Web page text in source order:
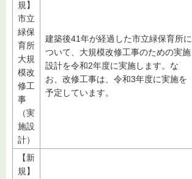
規】
市立
緑保
育所
大規
模改
修工
事
（実
施設
計）
建築後41年が経過した市立緑保育所に
ついて、大規模改修工事のための実施
設計を令和2年度に実施します。な
お、改修工事は、令和3年度に実施を
予定しています。
【新
規】